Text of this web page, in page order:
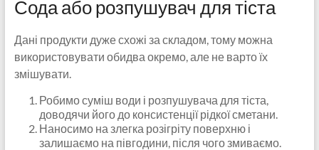
Сода або розпушувач для тіста
Дані продукти дуже схожі за складом, тому можна
використовувати обидва окремо, але не варто їх
змішувати.
Робимо суміш води і розпушувача для тіста,
доводячи його до консистенції рідкої сметани.
Наносимо на злегка розігріту поверхню і
залишаємо на півгодини, після чого змиваємо.